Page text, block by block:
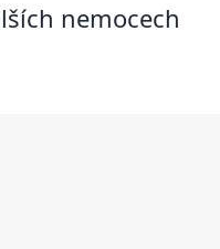
nemocech